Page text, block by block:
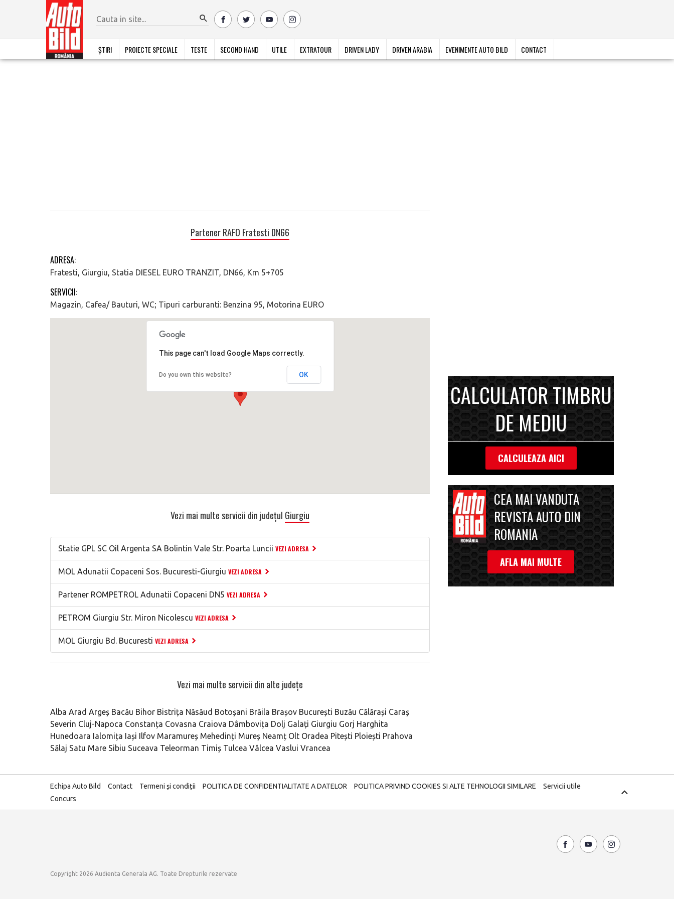
ȘTIRI PROIECTE SPECIALE TESTE SECOND HAND UTILE EXTRATOUR DRIVEN LADY DRIVEN ARABIA EVENIMENTE AUTO BILD CONTACT
Partener RAFO Fratesti DN66
ADRESA:
Fratesti, Giurgiu, Statia DIESEL EURO TRANZIT, DN66, Km 5+705
SERVICII:
Magazin, Cafea/ Bauturi, WC; Tipuri carburanti: Benzina 95, Motorina EURO
This page can't load Google Maps correctly.
Do you own this website? OK
Vezi mai multe servicii din județul Giurgiu
Statie GPL SC Oil Argenta SA Bolintin Vale Str. Poarta Luncii VEZI ADRESA
MOL Adunatii Copaceni Sos. Bucuresti-Giurgiu VEZI ADRESA
Partener ROMPETROL Adunatii Copaceni DN5 VEZI ADRESA
PETROM Giurgiu Str. Miron Nicolescu VEZI ADRESA
MOL Giurgiu Bd. Bucuresti VEZI ADRESA
Vezi mai multe servicii din alte județe
Alba Arad Argeș Bacău Bihor Bistrița Năsăud Botoșani Brăila Brașov București Buzău Călărași Caraș
Severin Cluj-Napoca Constanța Covasna Craiova Dâmbovița Dolj Galați Giurgiu Gorj Harghita
Hunedoara Ialomița Iași Ilfov Maramureș Mehedinți Mureș Neamț Olt Oradea Pitești Ploiești Prahova
Sălaj Satu Mare Sibiu Suceava Teleorman Timiș Tulcea Vâlcea Vaslui Vrancea
CALCULATOR TIMBRU
DE MEDIU
CALCULEAZA AICI
CEA MAI VANDUTA
REVISTA AUTO DIN
ROMANIA
AFLA MAI MULTE
Echipa Auto Bild Contact Termeni și condiții POLITICA DE CONFIDENTIALITATE A DATELOR POLITICA PRIVIND COOKIES SI ALTE TEHNOLOGII SIMILARE
Servicii utile
Concurs
Copyright 2026 Audienta Generala AG. Toate Drepturile rezervate